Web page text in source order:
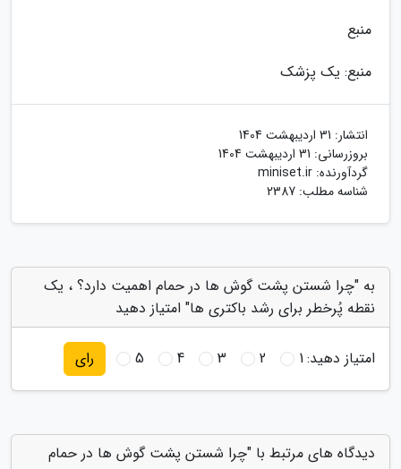
منبع
منبع: یک پزشک
انتشار: 31 اردیبهشت 1404
بروزرسانی: 31 اردیبهشت 1404
گردآورنده: miniset.ir
شناسه مطلب: 2387
به "چرا شستن پشت گوش ها در حمام اهمیت دارد؟ ، یک
نقطه پُرخطر برای رشد باکتری ها" امتیاز دهید
امتیاز دهید:1
2
3
4
5 رای
دیدگاه های مرتبط با "چرا شستن پشت گوش ها در حمام